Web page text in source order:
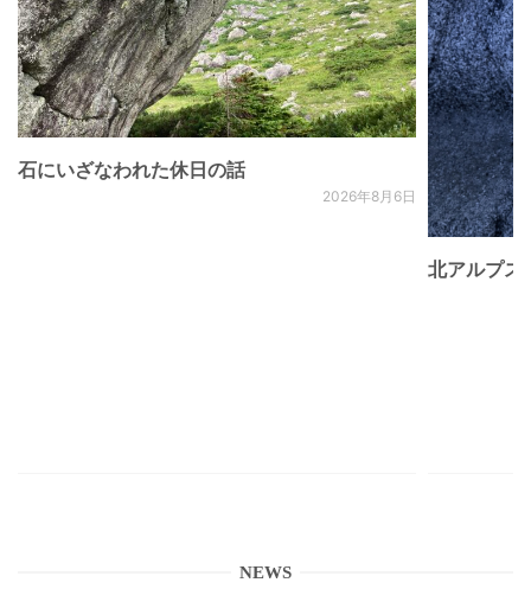
石にいざなわれた休日の話
2026年8月6日
北アルプ
NEWS